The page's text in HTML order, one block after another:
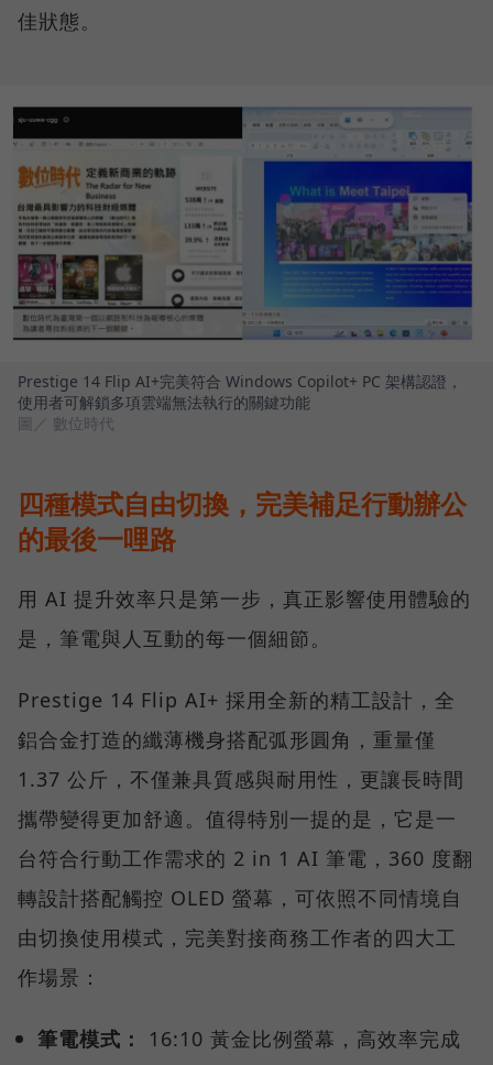
佳狀態。
Prestige 14 Flip AI+完美符合 Windows Copilot+ PC 架構認證，
使用者可解鎖多項雲端無法執行的關鍵功能
圖／ 數位時代
四種模式自由切換，完美補足行動辦公
的最後一哩路
用 AI 提升效率只是第一步，真正影響使用體驗的
是，筆電與人互動的每一個細節。
Prestige 14 Flip AI+ 採用全新的精工設計，全
鋁合金打造的纖薄機身搭配弧形圓角，重量僅
1.37 公斤，不僅兼具質感與耐用性，更讓長時間
攜帶變得更加舒適。值得特別一提的是，它是一
台符合行動工作需求的 2 in 1 AI 筆電，360 度翻
轉設計搭配觸控 OLED 螢幕，可依照不同情境自
由切換使用模式，完美對接商務工作者的四大工
作場景：
筆電模式： 16:10 黃金比例螢幕，高效率完成